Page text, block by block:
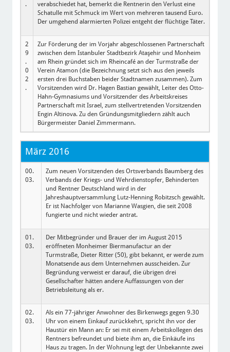
.
verabschiedet hat, bemerkt die Rentnerin den Verlust eine
Schatulle mit Schmuck im Wert von mehreren tausend Euro.
Der umgehend alarmierten Polizei entgeht der flüchtige Täter.
2
9
.
0
2
.
Zur Förderung der im Vorjahr abgeschlossenen Partnerschaft
zwischen dem Istanbuler Stadtbezirk Ataşehir und Monheim
am Rhein gründet sich im Rheincafé an der Turmstraße der
Verein Atamon (die Bezeichnung setzt sich aus den jeweils
ersten drei Buchstaben beider Stadtnamen zusammen). Zum
Vorsitzenden wird Dr. Hagen Bastian gewählt, Leiter des Otto-
Hahn-Gymnasiums und Vorsitzender des Arbeitskreises
Partnerschaft mit Israel, zum stellvertretenden Vorsitzenden
Engin Altinova. Zu den Gründungsmitgliedern zählt auch
Bürgermeister Daniel Zimmermann.
März 2016
00.
03.
Zum neuen Vorsitzenden des Ortsverbands Baumberg des
Verbands der Kriegs- und Wehrdienstopfer, Behinderten
und Rentner Deutschland wird in der
Jahreshauptversammlung Lutz-Henning Robitzsch gewählt.
Er ist Nachfolger von Marianne Wasgien, die seit 2008
fungierte und nicht wieder antrat.
01.
03.
Der Mitbegründer und Brauer der im August 2015
eröffneten Monheimer Biermanufactur an der
Turmstraße, Dieter Ritter (50), gibt bekannt, er werde zum
Monatsende aus dem Unternehmen ausscheiden. Zur
Begründung verweist er darauf, die übrigen drei
Gesellschafter hätten andere Auffassungen von der
Betriebsleitung als er.
02.
03.
Als ein 77-jähriger Anwohner des Birkenwegs gegen 9.30
Uhr von einem Einkauf zurückkehrt, spricht ihn vor der
Haustür ein Mann an: Er sei mit einem Arbeitskollegen des
Rentners befreundet und biete ihm an, die Einkäufe ins
Haus zu tragen. In der Wohnung legt der Unbekannte zwei